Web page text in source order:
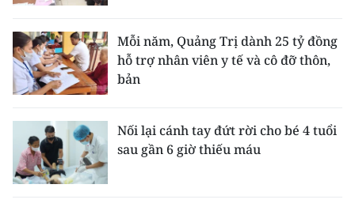
Mỗi năm, Quảng Trị dành 25 tỷ đồng
hỗ trợ nhân viên y tế và cô đỡ thôn,
bản
Nối lại cánh tay đứt rời cho bé 4 tuổi
sau gần 6 giờ thiếu máu